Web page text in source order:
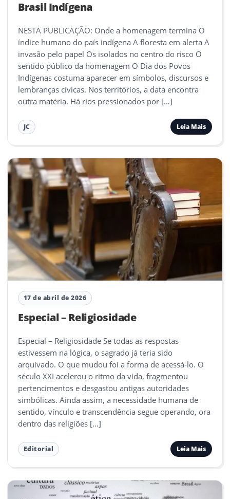
Brasil Indígena
NESTA PUBLICAÇÃO: Onde a homenagem termina O
índice humano do país indígena A floresta em alerta A
invasão pelo papel Os isolados no centro do risco O
sentido público da homenagem O Dia dos Povos
Indígenas costuma aparecer em símbolos, discursos e
lembranças cívicas. Nos territórios, a data encontra
outra matéria. Há rios pressionados por […]
JC Leia Mais
17 de abril de 2026
Especial – Religiosidade
Especial – Religiosidade Se todas as respostas
estivessem na lógica, o sagrado já teria sido
arquivado. O que mudou foi a forma de acessá-lo. O
século XXI acelerou o ritmo da vida, fragmentou
pertencimentos e desgastou antigas autoridades
simbólicas. Ainda assim, a necessidade humana de
sentido, vínculo e transcendência segue operando, ora
dentro das religiões […]
Editorial Leia Mais